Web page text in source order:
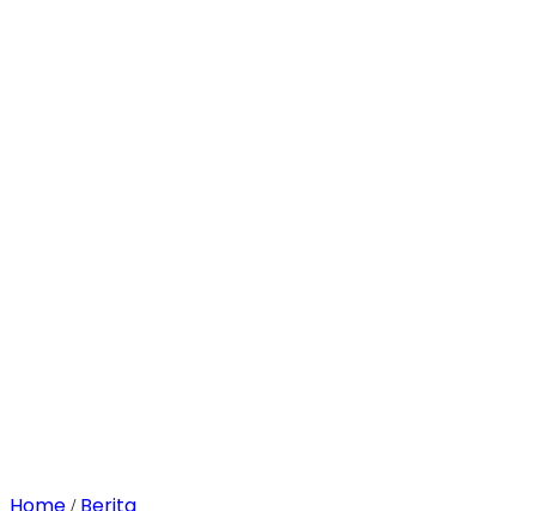
Home / Berita